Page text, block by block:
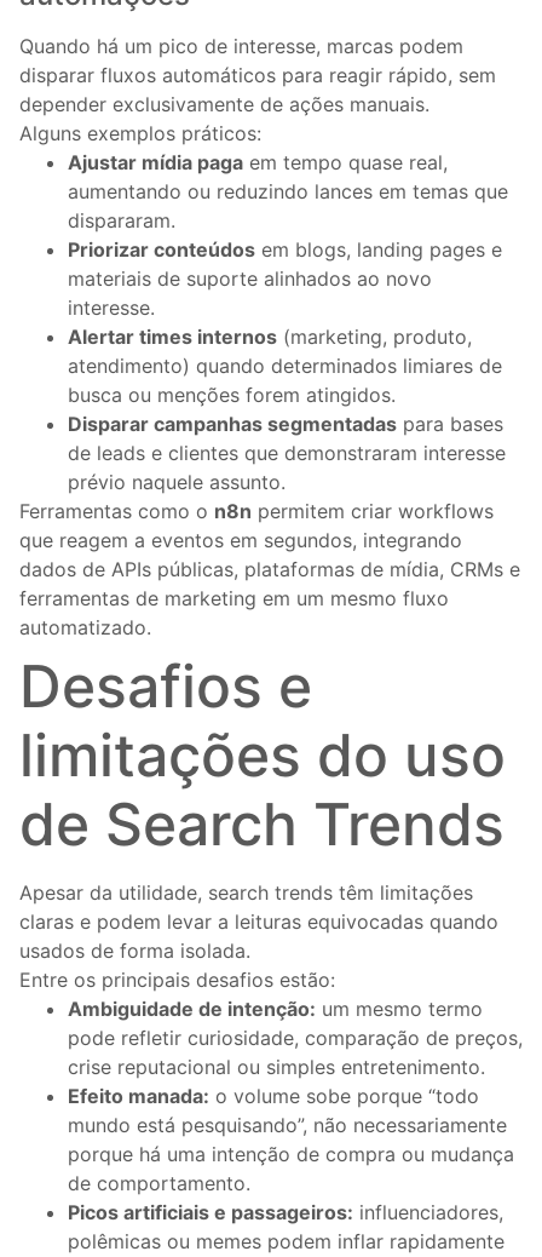
Quando há um pico de interesse, marcas podem
disparar fluxos automáticos para reagir rápido, sem
depender exclusivamente de ações manuais.
Alguns exemplos práticos:
Ajustar mídia paga em tempo quase real,
aumentando ou reduzindo lances em temas que
dispararam.
Priorizar conteúdos em blogs, landing pages e
materiais de suporte alinhados ao novo
interesse.
Alertar times internos (marketing, produto,
atendimento) quando determinados limiares de
busca ou menções forem atingidos.
Disparar campanhas segmentadas para bases
de leads e clientes que demonstraram interesse
prévio naquele assunto.
Ferramentas como o n8n permitem criar workflows
que reagem a eventos em segundos, integrando
dados de APIs públicas, plataformas de mídia, CRMs e
ferramentas de marketing em um mesmo fluxo
automatizado.
Desafios e
limitações do uso
de Search Trends
Apesar da utilidade, search trends têm limitações
claras e podem levar a leituras equivocadas quando
usados de forma isolada.
Entre os principais desafios estão:
Ambiguidade de intenção: um mesmo termo
pode refletir curiosidade, comparação de preços,
crise reputacional ou simples entretenimento.
Efeito manada: o volume sobe porque “todo
mundo está pesquisando”, não necessariamente
porque há uma intenção de compra ou mudança
de comportamento.
Picos artificiais e passageiros: influenciadores,
polêmicas ou memes podem inflar rapidamente